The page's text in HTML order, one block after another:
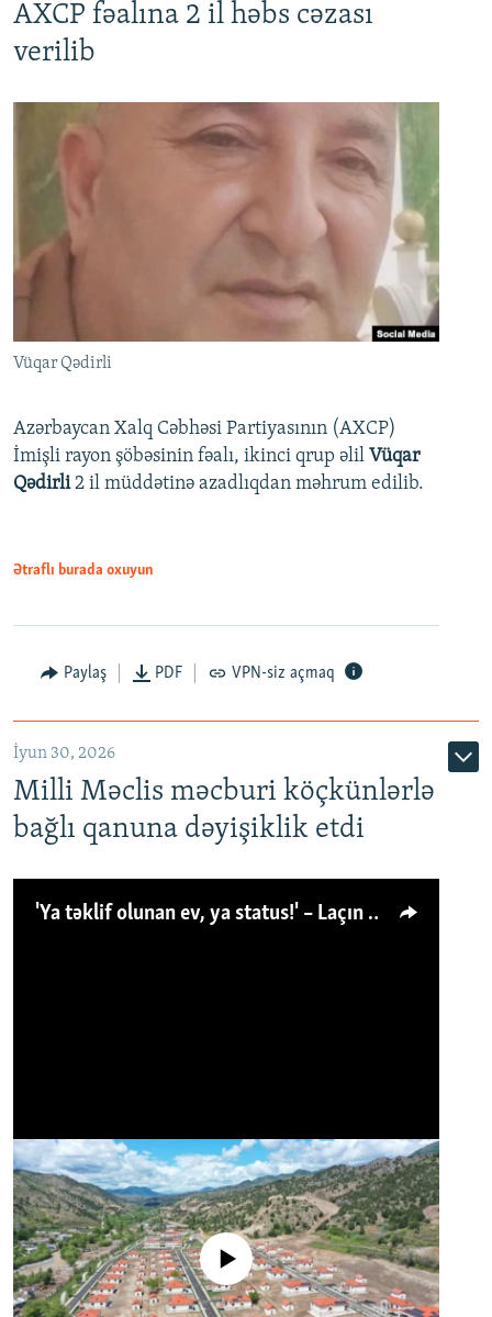
AXCP fəalına 2 il həbs cəzası
verilib
Vüqar Qədirli
Azərbaycan Xalq Cəbhəsi Partiyasının (AXCP)
İmişli rayon şöbəsinin fəalı, ikinci qrup əlil Vüqar
Qədirli2 il müddətinə azadlıqdan məhrum edilib.
Ətraflı burada oxuyun
Paylaş PDF VPN-siz açmaq
İyun 30, 2026
Milli Məclis məcburi köçkünlərlə
bağlı qanuna dəyişiklik etdi
'Ya təklif olunan ev, ya status!' – Laçın köçkünü: 'Laçından başqa heç hara!'
No media source currently available